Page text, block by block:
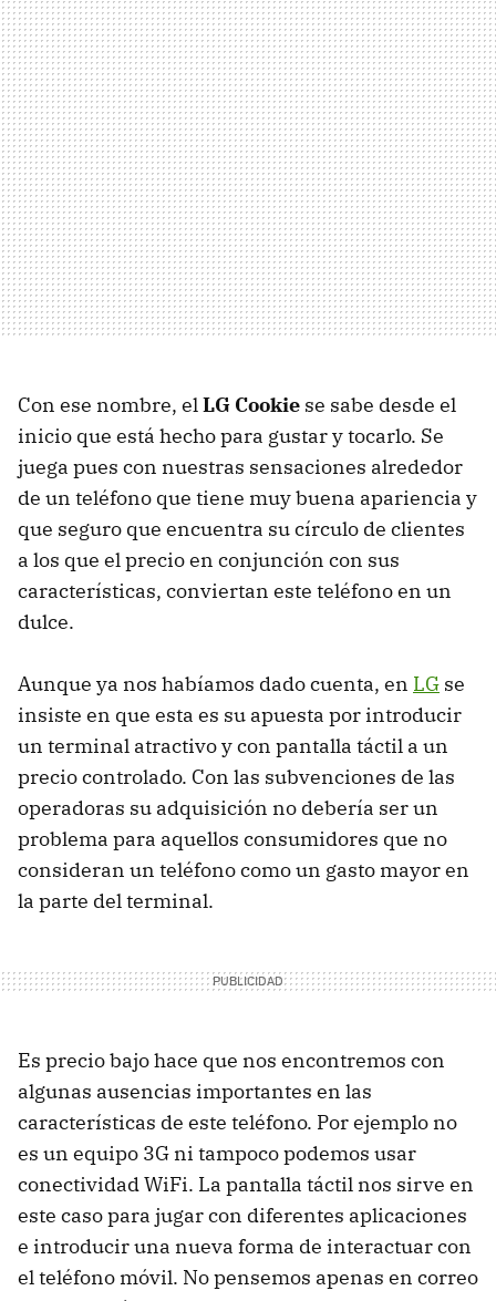
Con ese nombre, elLG Cookie se sabe desde el
inicio que está hecho para gustar y tocarlo. Se
juega pues con nuestras sensaciones alrededor
de un teléfono que tiene muy buena apariencia y
que seguro que encuentra su círculo de clientes
a los que el precio en conjunción con sus
características, conviertan este teléfono en un
dulce.
Aunque ya nos habíamos dado cuenta, en LG se
insiste en que esta es su apuesta por introducir
un terminal atractivo y con pantalla táctil a un
precio controlado. Con las subvenciones de las
operadoras su adquisición no debería ser un
problema para aquellos consumidores que no
consideran un teléfono como un gasto mayor en
la parte del terminal.
Es precio bajo hace que nos encontremos con
algunas ausencias importantes en las
características de este teléfono. Por ejemplo no
es un equipo 3G ni tampoco podemos usar
conectividad WiFi. La pantalla táctil nos sirve en
este caso para jugar con diferentes aplicaciones
e introducir una nueva forma de interactuar con
el teléfono móvil. No pensemos apenas en correo